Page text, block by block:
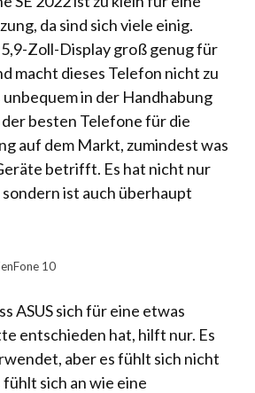
da sind sich viele einig.
Zoll-Display groß genug für
macht dieses Telefon nicht zu
unbequem in der Handhabung
besten Telefone für die
auf dem Markt, zumindest was
betrifft. Es hat nicht nur
ist auch überhaupt
10
ASUS sich für eine etwas
entschieden hat, hilft nur. Es
aber es fühlt sich nicht
fühlt sich an wie eine